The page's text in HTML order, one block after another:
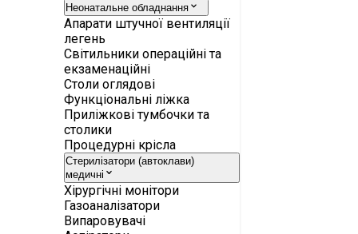
Неонатальне обладнання
Апарати штучної вентиляції
легень
Світильники операційні та
екзаменаційні
Столи оглядові
Функціональні ліжка
Приліжкові тумбочки та
столики
Процедурні крісла
Стерилізатори (автоклави)
медичні
Хірургічні монітори
Газоаналізатори
Випаровувачі